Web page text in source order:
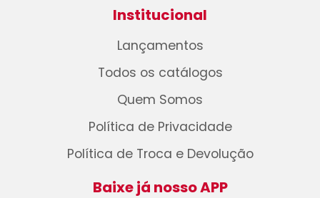
Institucional
Lançamentos
Todos os catálogos
Quem Somos
Política de Privacidade
Política de Troca e Devolução
Baixe já nosso APP